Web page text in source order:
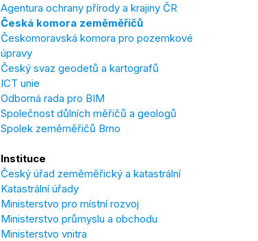
Agentura ochrany přírody a krajiny ČR
Česká komora zeměměřičů
Českomoravská komora pro pozemkové
úpravy
Český svaz geodetů a kartografů
ICT unie
Odborná rada pro BIM
Společnost důlních měřičů a geologů
Spolek zeměměřičů Brno
Instituce
Český úřad zeměměřický a katastrální
Katastrální úřady
Ministerstvo pro místní rozvoj
Ministerstvo průmyslu a obchodu
Ministerstvo vnitra